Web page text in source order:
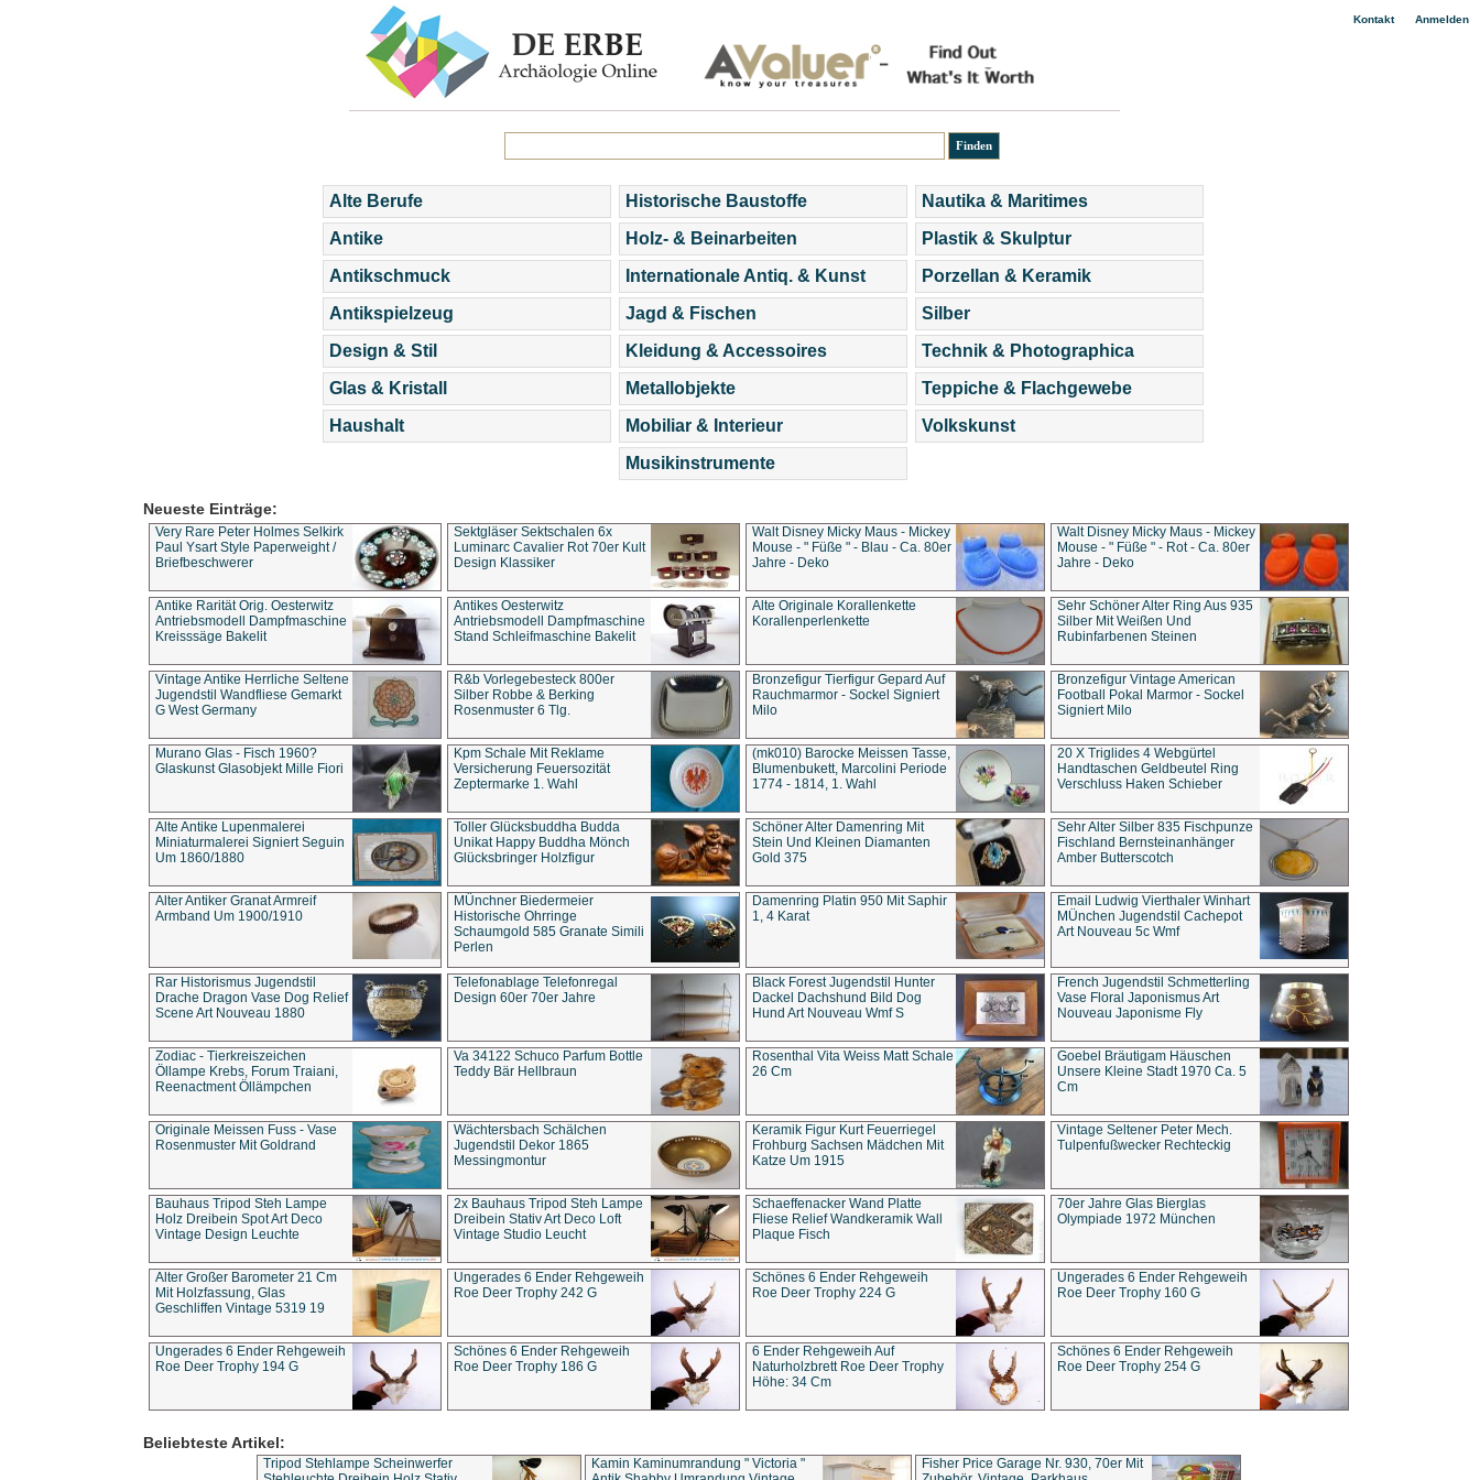
Kontakt| Anmelden
Alte Berufe
Antike
Antikschmuck
Antikspielzeug
Design & Stil
Glas & Kristall
Haushalt
Historische Baustoffe
Holz- & Beinarbeiten
Internationale Antiq. & Kunst
Jagd & Fischen
Kleidung & Accessoires
Metallobjekte
Mobiliar & Interieur
Musikinstrumente
Nautika & Maritimes
Plastik & Skulptur
Porzellan & Keramik
Silber
Technik & Photographica
Teppiche & Flachgewebe
Volkskunst
Neueste Einträge:
Very Rare Peter Holmes Selkirk
Paul Ysart Style Paperweight /
Briefbeschwerer
Sektgläser Sektschalen 6x
Luminarc Cavalier Rot 70er Kult
Design Klassiker
Walt Disney Micky Maus - Mickey
Mouse - " Füße " - Blau - Ca. 80er
Jahre - Deko
Walt Disney Micky Maus - Mickey
Mouse - " Füße " - Rot - Ca. 80er
Jahre - Deko
Antike Rarität Orig. Oesterwitz
Antriebsmodell Dampfmaschine
Kreisssäge Bakelit
Antikes Oesterwitz
Antriebsmodell Dampfmaschine
Stand Schleifmaschine Bakelit
Alte Originale Korallenkette
Korallenperlenkette
Sehr Schöner Alter Ring Aus 935
Silber Mit Weißen Und
Rubinfarbenen Steinen
Vintage Antike Herrliche Seltene
Jugendstil Wandfliese Gemarkt
G West Germany
R&b Vorlegebesteck 800er
Silber Robbe & Berking
Rosenmuster 6 Tlg.
Bronzefigur Tierfigur Gepard Auf
Rauchmarmor - Sockel Signiert
Milo
Bronzefigur Vintage American
Football Pokal Marmor - Sockel
Signiert Milo
Murano Glas - Fisch 1960?
Glaskunst Glasobjekt Mille Fiori
Kpm Schale Mit Reklame
Versicherung Feuersozität
Zeptermarke 1. Wahl
(mk010) Barocke Meissen Tasse,
Blumenbukett, Marcolini Periode
1774 - 1814, 1. Wahl
20 X Triglides 4 Webgürtel
Handtaschen Geldbeutel Ring
Verschluss Haken Schieber
Alte Antike Lupenmalerei
Miniaturmalerei Signiert Seguin
Um 1860/1880
Toller Glücksbuddha Budda
Unikat Happy Buddha Mönch
Glücksbringer Holzfigur
Schöner Alter Damenring Mit
Stein Und Kleinen Diamanten
Gold 375
Sehr Alter Silber 835 Fischpunze
Fischland Bernsteinanhänger
Amber Butterscotch
Alter Antiker Granat Armreif
Armband Um 1900/1910
MÜnchner Biedermeier
Historische Ohrringe
Schaumgold 585 Granate Simili
Perlen
Damenring Platin 950 Mit Saphir
1, 4 Karat
Email Ludwig Vierthaler Winhart
MÜnchen Jugendstil Cachepot
Art Nouveau 5c Wmf
Rar Historismus Jugendstil
Drache Dragon Vase Dog Relief
Scene Art Nouveau 1880
Telefonablage Telefonregal
Design 60er 70er Jahre
Black Forest Jugendstil Hunter
Dackel Dachshund Bild Dog
Hund Art Nouveau Wmf S
French Jugendstil Schmetterling
Vase Floral Japonismus Art
Nouveau Japonisme Fly
Zodiac - Tierkreiszeichen
Öllampe Krebs, Forum Traiani,
Reenactment Öllämpchen
Va 34122 Schuco Parfum Bottle
Teddy Bär Hellbraun
Rosenthal Vita Weiss Matt Schale
26 Cm
Goebel Bräutigam Häuschen
Unsere Kleine Stadt 1970 Ca. 5
Cm
Originale Meissen Fuss - Vase
Rosenmuster Mit Goldrand
Wächtersbach Schälchen
Jugendstil Dekor 1865
Messingmontur
Keramik Figur Kurt Feuerriegel
Frohburg Sachsen Mädchen Mit
Katze Um 1915
Vintage Seltener Peter Mech.
Tulpenfußwecker Rechteckig
Bauhaus Tripod Steh Lampe
Holz Dreibein Spot Art Deco
Vintage Design Leuchte
2x Bauhaus Tripod Steh Lampe
Dreibein Stativ Art Deco Loft
Vintage Studio Leucht
Schaeffenacker Wand Platte
Fliese Relief Wandkeramik Wall
Plaque Fisch
70er Jahre Glas Bierglas
Olympiade 1972 München
Alter Großer Barometer 21 Cm
Mit Holzfassung, Glas
Geschliffen Vintage 5319 19
Ungerades 6 Ender Rehgeweih
Roe Deer Trophy 242 G
Schönes 6 Ender Rehgeweih
Roe Deer Trophy 224 G
Ungerades 6 Ender Rehgeweih
Roe Deer Trophy 160 G
Ungerades 6 Ender Rehgeweih
Roe Deer Trophy 194 G
Schönes 6 Ender Rehgeweih
Roe Deer Trophy 186 G
6 Ender Rehgeweih Auf
Naturholzbrett Roe Deer Trophy
Höhe: 34 Cm
Schönes 6 Ender Rehgeweih
Roe Deer Trophy 254 G
Beliebteste Artikel:
Tripod Stehlampe Scheinwerfer
Kamin Kaminumrandung " Victoria "
Fisher Price Garage Nr. 930, 70er Mit